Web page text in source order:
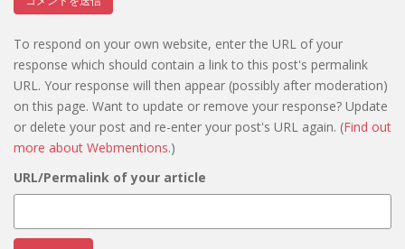
To respond on your own website, enter the URL of your
response which should contain a link to this post's permalink
URL. Your response will then appear (possibly after moderation)
on this page. Want to update or remove your response? Update
or delete your post and re-enter your post's URL again. (Find out
more about Webmentions.)
URL/Permalink of your article